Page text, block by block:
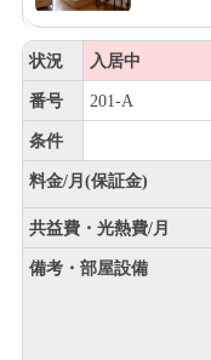
状況 入居中
番号 201-A
条件
料金/月(保証金)
共益費・光熱費/月
備考・部屋設備